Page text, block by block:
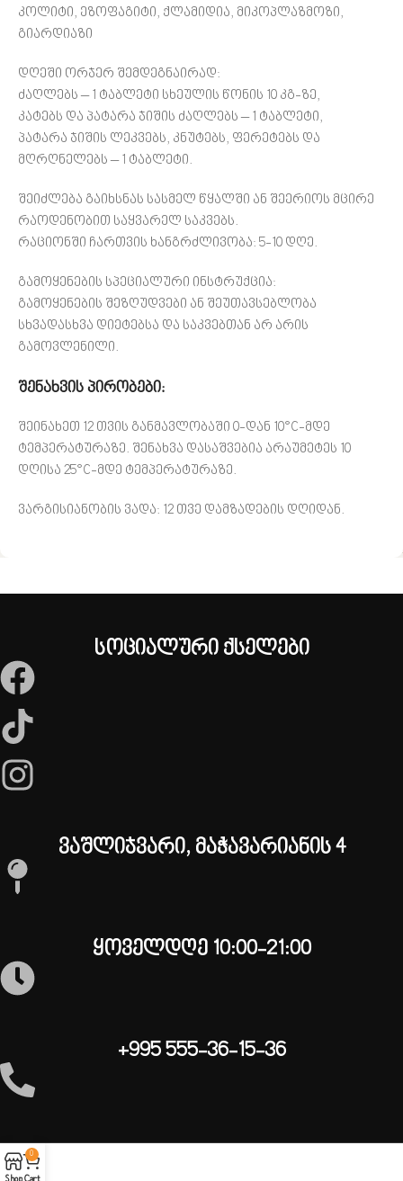
კოლიტი, ეზოფაგიტი, ქლამიდია, მიკოპლაზმოზი,
გიარდიაზი
დღეში ორჯერ შემდეგნაირად:
ძაღლებს – 1 ტაბლეტი სხეულის წონის 10 კგ-ზე,
კატებს და პატარა ჯიშის ძაღლებს – 1 ტაბლეტი,
პატარა ჯიშის ლეკვებს, კნუტებს, ფერეტებს და
მღრღნელებს – 1 ტაბლეტი.
შეიძლება გაიხსნას სასმელ წყალში ან შეერიოს მცირე
რაოდენობით საყვარელ საკვებს.
რაციონში ჩართვის ხანგრძლივობა: 5-10 დღე.
გამოყენების სპეციალური ინსტრუქცია:
გამოყენების შეზღუდვები ან შეუთავსებლობა
სხვადასხვა დიეტებსა და საკვებთან არ არის
გამოვლენილი.
შენახვის პირობები:
შეინახეთ 12 თვის განმავლობაში 0-დან 10°C-მდე
ტემპერატურაზე. შენახვა დასაშვებია არაუმეტეს 10
დღისა 25°C-მდე ტემპერატურაზე.
ვარგისიანობის ვადა: 12 თვე დამზადების დღიდან.
სოციალური ქსელები
ვაშლიჯვარი, მაჭავარიანის 4
ყოველდღე 10:00-21:00
+995 555-36-15-36
0